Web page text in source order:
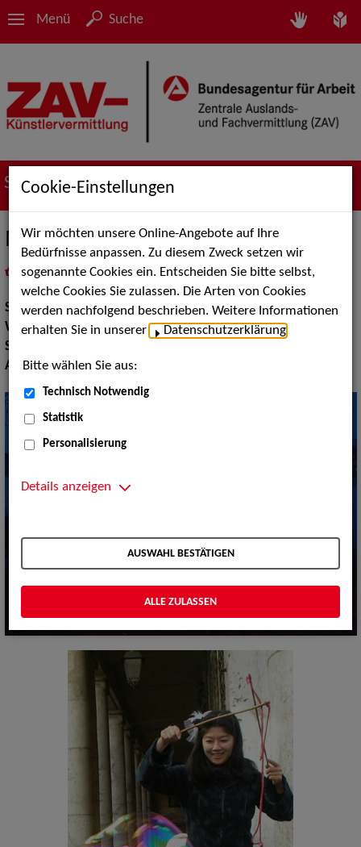
Menü Suche
Suche nach Künstler*innen
MiMi
als PDF speichern
inMeine Merklistelegen
Show:Artistik, Walk Acts Animation
Walk Acts Animation:Stelzenlauf
Show Acts:
Artistik: Trends
Cookie-Einstellungen
Wir möchten unsere Online-Angebote auf Ihre
Bedürfnisse anpassen. Zu diesem Zweck setzen wir
sogenannte Cookies ein. Entscheiden Sie bitte selbst,
welche Cookies Sie zulassen. Die Arten von Cookies
werden nachfolgend beschrieben. Weitere Informationen
erhalten Sie in unserer
Datenschutzerklärung
Bitte wählen Sie aus:
Technisch Notwendig
Statistik
Personalisierung
Details anzeigen
AUSWAHL BESTÄTIGEN
ALLE ZULASSEN